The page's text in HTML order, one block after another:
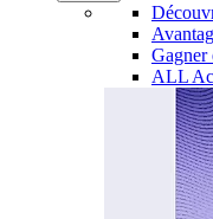
Gagner
ALL